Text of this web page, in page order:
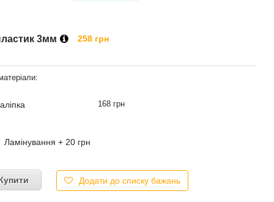
3мм 258 грн
168 грн
Ламінування + 20 грн
Додати до списку бажань